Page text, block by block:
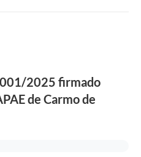
001/2025 firmado
de Carmo de